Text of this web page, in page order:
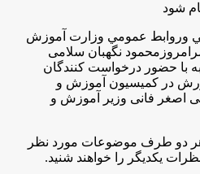
شود
وروابط عمومي وزارت آموزش
نگهبان سلامی
با حضور درخواست کنندگان
در کمیسیون آموزش و
فانی وزیر آموزش و
هر دو طرف موضوعات مورد نظر
یکدیگر را خواهند شنید.